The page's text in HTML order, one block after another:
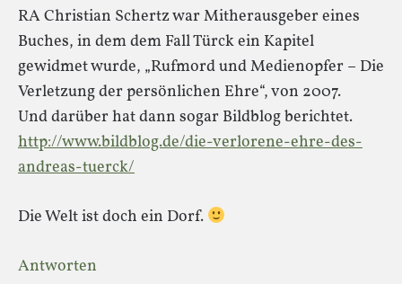
RA Christian Schertz war Mitherausgeber eines
Buches, in dem dem Fall Türck ein Kapitel
gewidmet wurde, „Rufmord und Medienopfer – Die
Verletzung der persönlichen Ehre“, von 2007.
Und darüber hat dann sogar Bildblog berichtet.
http://www.bildblog.de/die-verlorene-ehre-des-
andreas-tuerck/
Die Welt ist doch ein Dorf.
Antworten